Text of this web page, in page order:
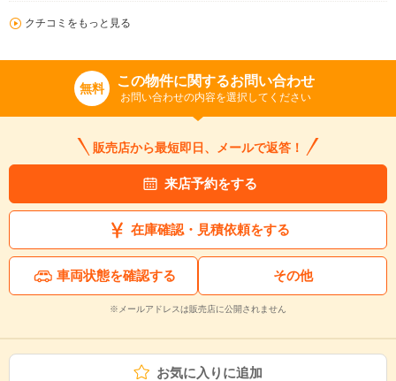
クチコミをもっと見る
無料 この物件に関するお問い合わせ
お問い合わせの内容を選択してください
販売店から最短即日、メールで返答！
来店予約をする
在庫確認・見積依頼をする
車両状態を確認する その他
※メールアドレスは販売店に公開されません
お気に入りに追加